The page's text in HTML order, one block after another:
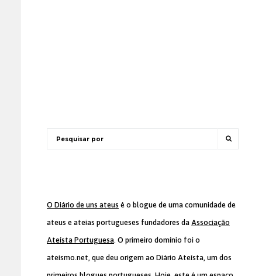
O Diário de uns ateus é o blogue de uma comunidade de
ateus e ateias portugueses fundadores da Associação
Ateísta Portuguesa. O primeiro domínio foi o
ateismo.net, que deu origem ao Diário Ateísta, um dos